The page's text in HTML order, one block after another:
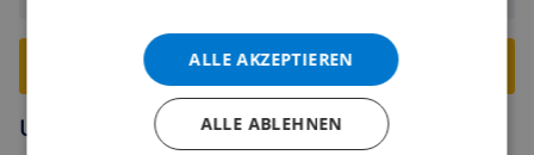
VILLA BUCHEN ›
Umgebung
ALLE AKZEPTIEREN
ALLE ABLEHNEN